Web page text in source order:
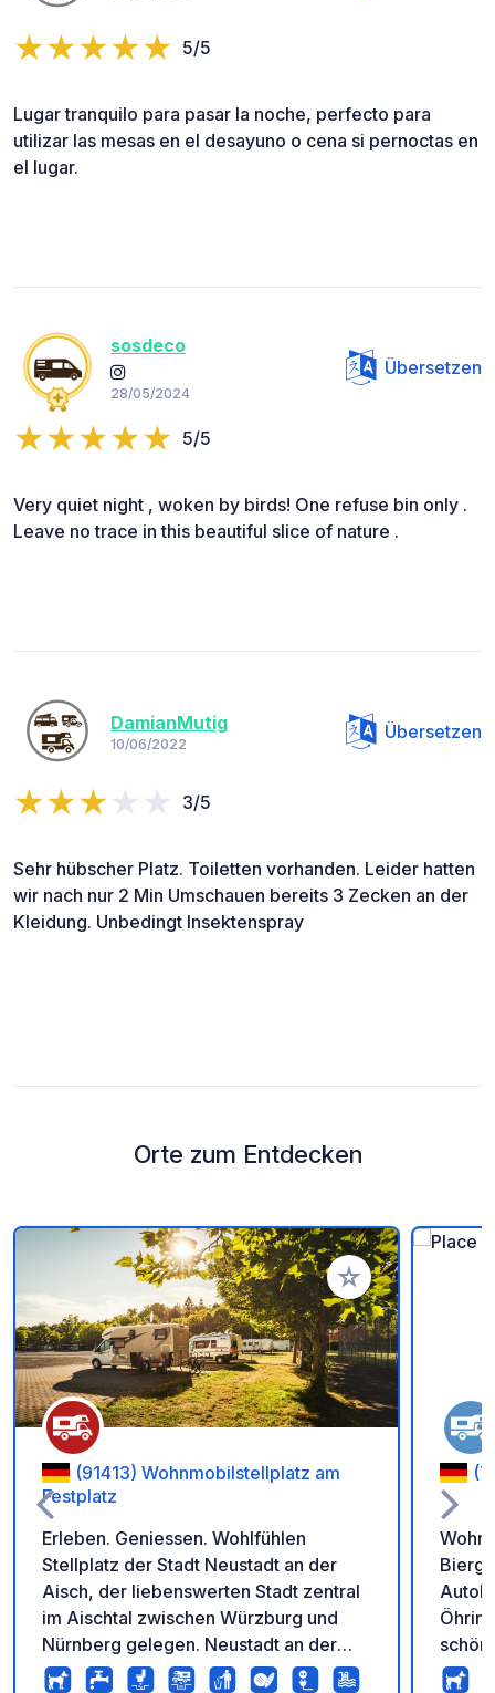
5/5
Lugar tranquilo para pasar la noche, perfecto para
utilizar las mesas en el desayuno o cena si pernoctas en
el lugar.
sosdeco
28/05/2024
Übersetzen
5/5
Very quiet night , woken by birds! One refuse bin only .
Leave no trace in this beautiful slice of nature .
DamianMutig
10/06/2022
Übersetzen
3/5
Sehr hübscher Platz. Toiletten vorhanden. Leider hatten
wir nach nur 2 Min Umschauen bereits 3 Zecken an der
Kleidung. Unbedingt Insektenspray
Orte zum Entdecken
Zu Ihren Favoriten
(91413) Wohnmobilstellplatz am
Festplatz
Erleben. Geniessen. Wohlfühlen
Stellplatz der Stadt Neustadt an der
Aisch, der liebenswerten Stadt zentral
im Aischtal zwischen Würzburg und
Nürnberg gelegen. Neustadt an der
Aisch ist einer von 100